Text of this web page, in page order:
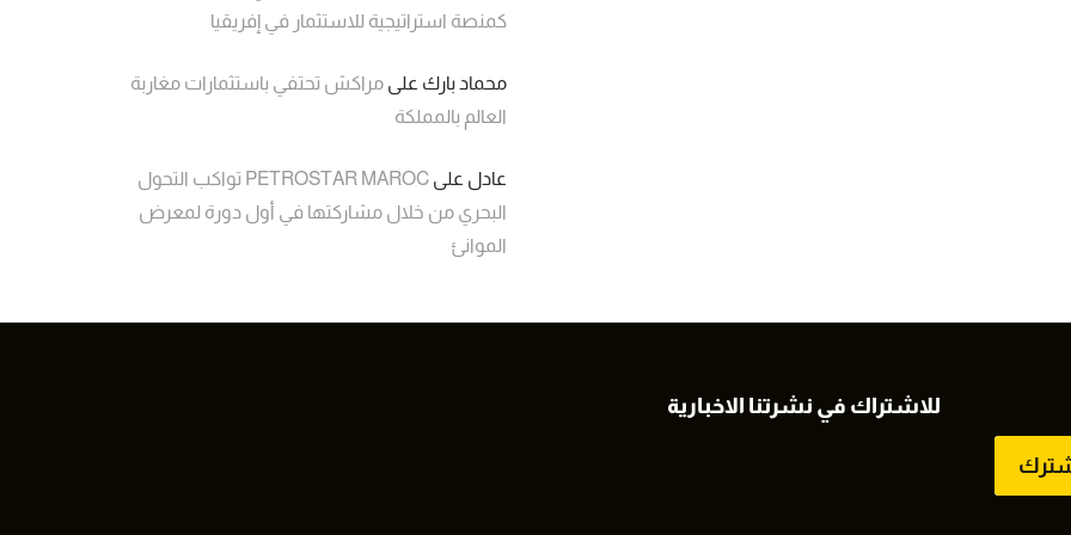
كمنصة استراتيجية للاستثمار في إفريقيا
محماد بارك على مراكش تحتفي باستثمارات مغاربة
العالم بالمملكة
عادل على
PETROSTAR MAROC تواكب التحول
البحري من خلال مشاركتها في أول دورة لمعرض
الموانئ
للاشتراك في نشرتنا الاخبارية